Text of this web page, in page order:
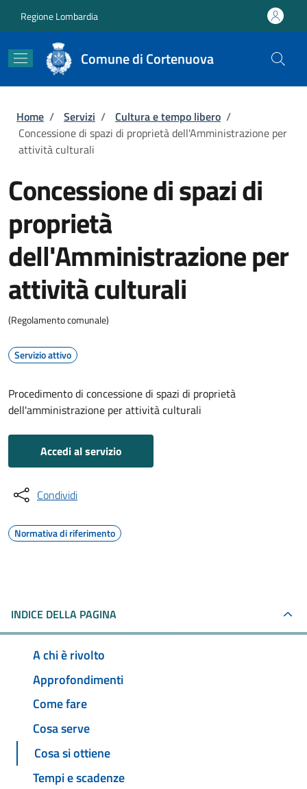
Regione Lombardia
Comune di Cortenuova
Briciole di pane
Home / Servizi / Cultura e tempo libero /
Concessione di spazi di proprietà dell'Amministrazione per
attività culturali
Concessione di spazi di
proprietà
dell'Amministrazione per
attività culturali
(Regolamento comunale)
Servizio attivo
Procedimento di concessione di spazi di proprietà
dell'amministrazione per attività culturali
Accedi al servizio
Condividi
Normativa di riferimento
INDICE DELLA PAGINA
A chi è rivolto
Approfondimenti
Come fare
Cosa serve
Cosa si ottiene
Tempi e scadenze